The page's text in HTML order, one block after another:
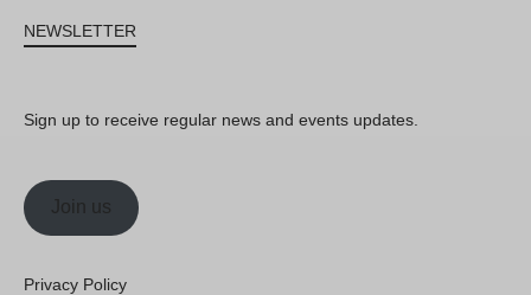
NEWSLETTER
Sign up to receive regular news and events updates.
Join us
Privacy Policy